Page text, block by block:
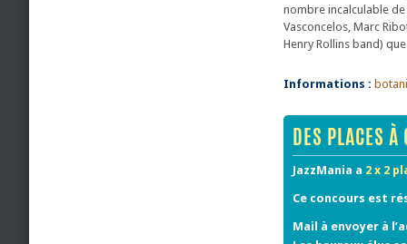
nombre incalculable de
Vasconcelos, Marc
Henry Rollins band)
Informations :
DES PLACES À
JazzMania a 2 x 2
Ce concours est
Mail à envoyer à